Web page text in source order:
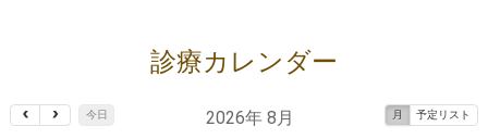
診療カレンダー
今日 月 予定リスト
2026年 8月